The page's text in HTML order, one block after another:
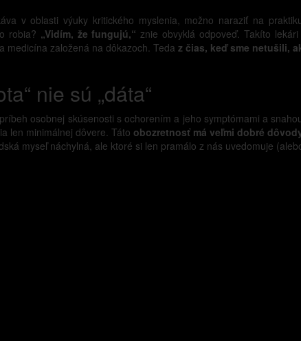
v oblasti výuky kritického myslenia, možno naraziť na
robia? „Vidím, že fungujú,“znie obvyklá odpoveď. Takíto
medicína založená na dôkazoch. Teda z čias, keď sme netušili,
nie sú „dáta“
osobnej skúsenosti s ochorením a jeho symptómami a
len minimálnej dôvere. Táto obozretnosť má veľmi dobré
myseľ náchylná, ale ktoré si len pramálo z nás uvedomuje